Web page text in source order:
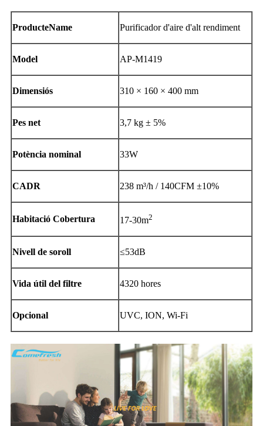
ProducteName Purificador d'aire d'alt rendiment
Model AP-M1419
Dimensiós 310 × 160 × 400 mm
Pes net 3,7 kg ± 5%
Potència nominal 33W
CADR 238 m³/h / 140CFM ±10%
Habitació Cobertura 17-30m2
Nivell de soroll ≤53dB
Vida útil del filtre 4320 hores
Opcional UVC, ION, Wi-Fi